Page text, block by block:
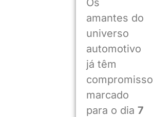
Os
amantes do
universo
automotivo
já têm
compromisso
marcado
para o dia 7